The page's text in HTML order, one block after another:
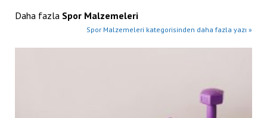
Daha fazla Spor Malzemeleri
Spor Malzemeleri kategorisinden daha fazla yazı »